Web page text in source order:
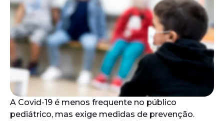
A Covid-19 é menos frequente no público
pediátrico, mas exige medidas de prevenção.